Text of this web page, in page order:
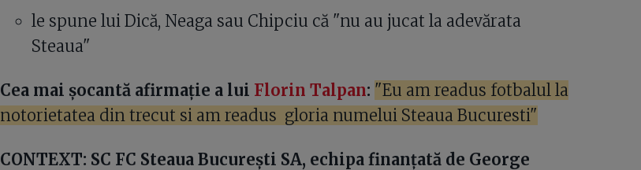
le spune lui Dică, Neaga sau Chipciu că "nu au jucat la adevărata
Steaua"
Cea mai șocantă afirmație a lui Florin Talpan: "Eu am readus fotbalul la
notorietatea din trecut si am readus gloria numelui Steaua Bucuresti"
CONTEXT: SC FC Steaua București SA, echipa finanţată de George